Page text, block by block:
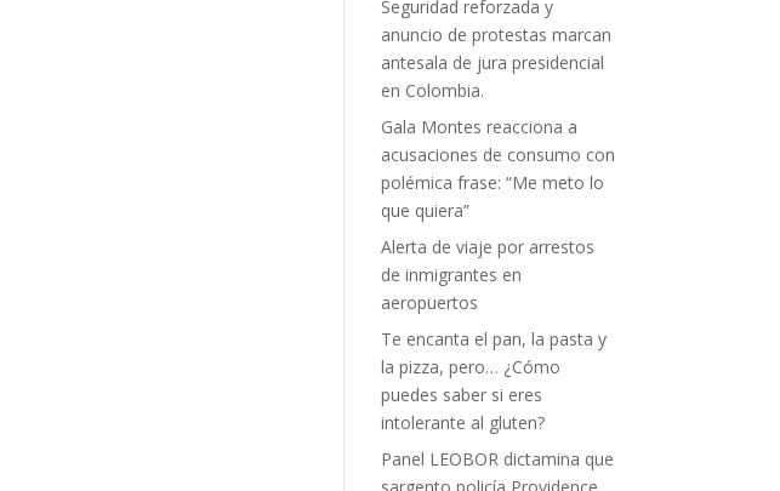
Seguridad reforzada y
anuncio de protestas marcan
antesala de jura presidencial
en Colombia.
Gala Montes reacciona a
acusaciones de consumo con
polémica frase: “Me meto lo
que quiera”
Alerta de viaje por arrestos
de inmigrantes en
aeropuertos
Te encanta el pan, la pasta y
la pizza, pero… ¿Cómo
puedes saber si eres
intolerante al gluten?
Panel LEOBOR dictamina que